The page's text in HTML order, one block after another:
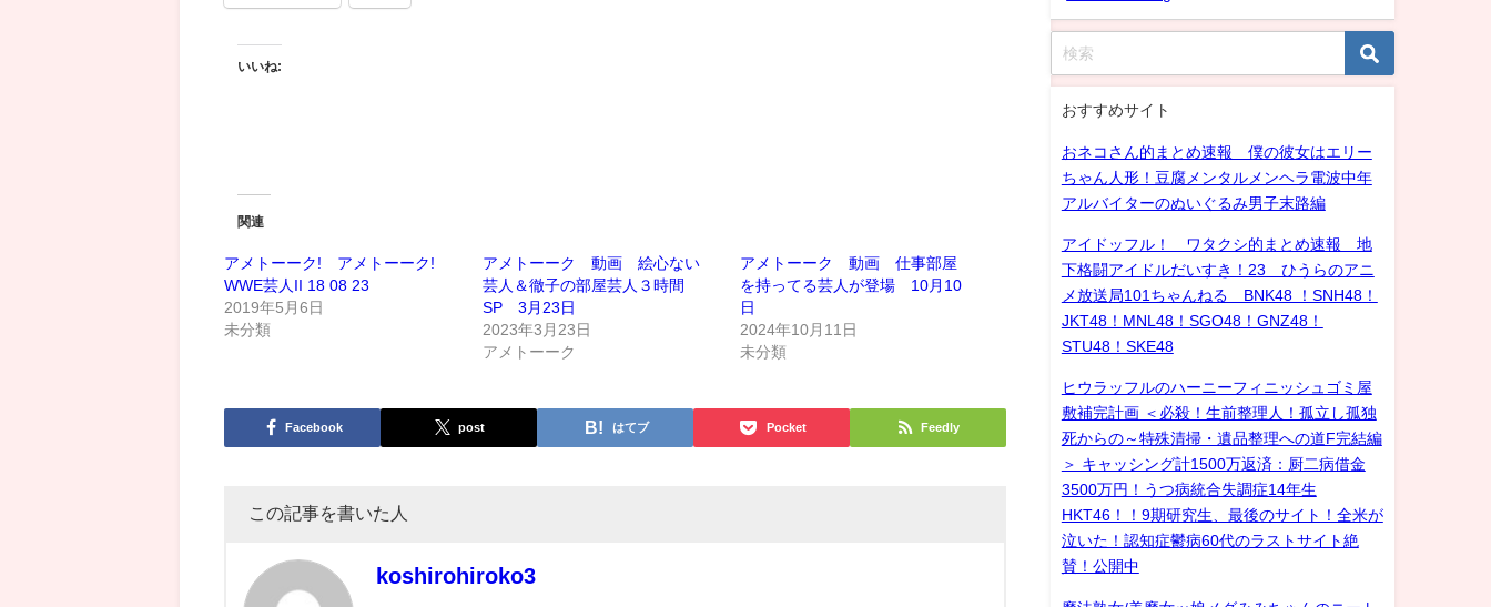
いいね:
関連
アメトーーク! アメトーーク!
WWE芸人II 18 08 23
2019年5月6日
未分類
アメトーーク 動画 絵心ない
芸人＆徹子の部屋芸人３時間
SP 3月23日
2023年3月23日
アメトーーク
アメトーーク 動画 仕事部屋
を持ってる芸人が登場 10月10
日
2024年10月11日
未分類
Facebook post はてブ Pocket Feedly
この記事を書いた人
koshirohiroko3
おすすめサイト
おネコさん的まとめ速報 僕の彼女はエリー
ちゃん人形！豆腐メンタルメンヘラ電波中年
アルバイターのぬいぐるみ男子末路編
アイドッフル！ ワタクシ的まとめ速報 地
下格闘アイドルだいすき！23 ひうらのアニ
メ放送局101ちゃんねる BNK48 ！SNH48！
JKT48！MNL48！SGO48！GNZ48！
STU48！SKE48
ヒウラッフルのハーニーフィニッシュゴミ屋
敷補完計画 ＜必殺！生前整理人！孤立し孤独
死からの～特殊清掃・遺品整理への道F完結編
＞ キャッシング計1500万返済：厨二病借金
3500万円！うつ病統合失調症14年生
HKT46！！9期研究生、最後のサイト！全米が
泣いた！認知症鬱病60代のラストサイト絶
賛！公開中